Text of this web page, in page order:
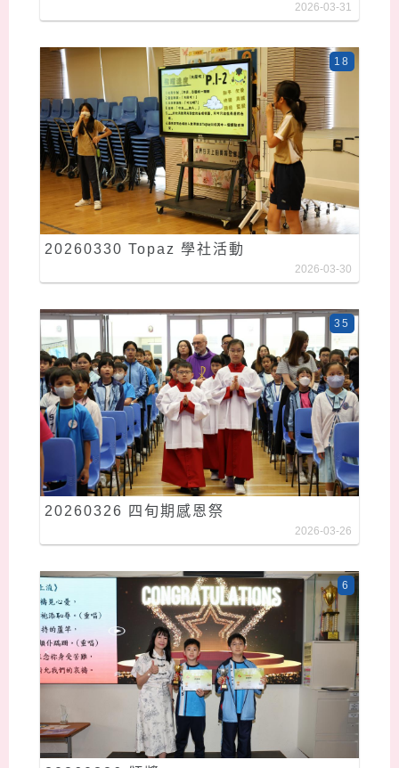
2026-03-31
20260330 Topaz 學社活動
18
2026-03-30
20260326 四旬期感恩祭
35
2026-03-26
6